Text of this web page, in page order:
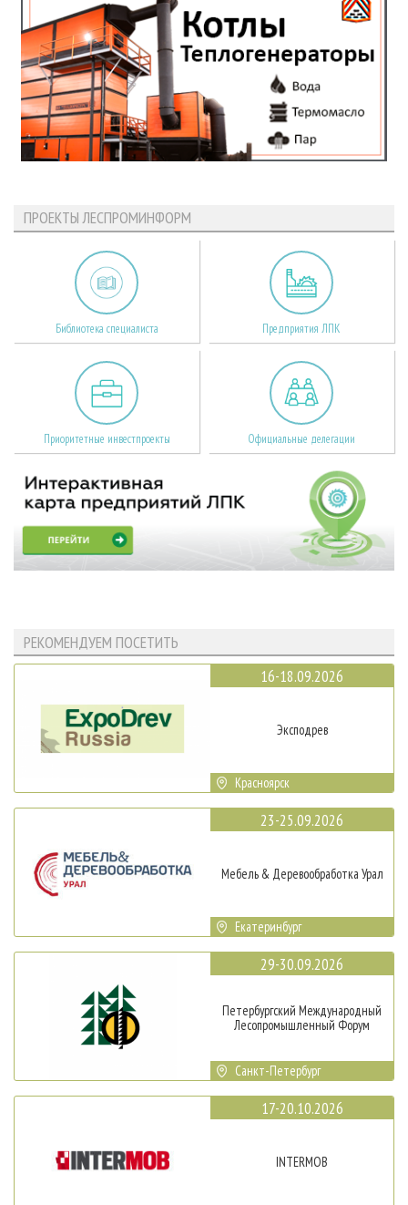
ПРОЕКТЫ ЛЕСПРОМИНФОРМ
Библиотека специалиста Предприятия ЛПК
Приоритетные инвестпроекты Официальные делегации
РЕКОМЕНДУЕМ ПОСЕТИТЬ
16-18.09.2026
Эксподрев
Красноярск
23-25.09.2026
Мебель & Деревообработка Урал
Екатеринбург
29-30.09.2026
Петербургский Международный
Лесопромышленный Форум
Санкт-Петербург
17-20.10.2026
INTERMOB